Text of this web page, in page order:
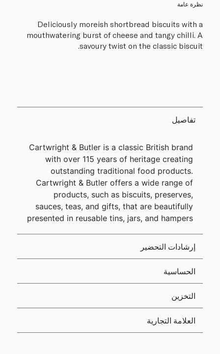
نظرة عامة
Deliciously moreish shortbread biscuits with a
mouthwatering burst of cheese and tangy chilli. A
savoury twist on the classic biscuit.
تفاصيل
Cartwright & Butler is a classic British brand
with over 115 years of heritage creating
outstanding traditional food products.
Cartwright & Butler offers a wide range of
products, such as biscuits, preserves,
sauces, teas, and gifts, that are beautifully
presented in reusable tins, jars, and hampers
إرشادات التحضير
الحساسية
التخزين
العلامة التجارية